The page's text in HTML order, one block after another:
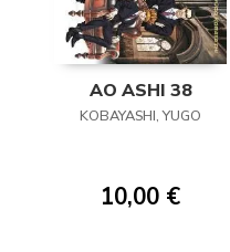
AO ASHI 38
KOBAYASHI, YUGO
10,00 €